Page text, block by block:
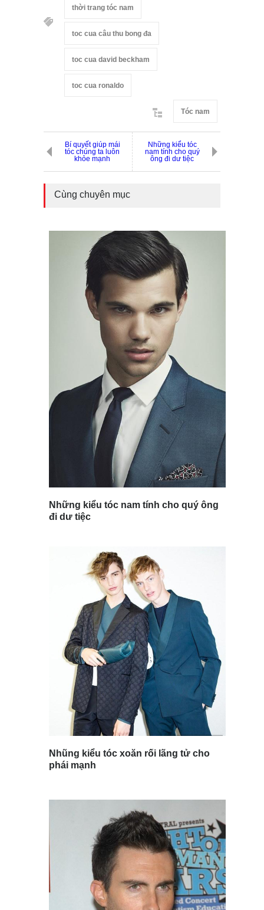
thời trang tóc nam
toc cua câu thu bong đa
toc cua david beckham
toc cua ronaldo
Tóc nam
Bí quyết giúp mái
tóc chúng ta luôn
khỏe mạnh
Những kiểu tóc
nam tính cho quý
ông đi dư tiệc
Cùng chuyên mục
Những kiểu tóc nam tính cho quý ông
đi dư tiệc
Nhũng kiểu tóc xoăn rối lãng tử cho
phái mạnh